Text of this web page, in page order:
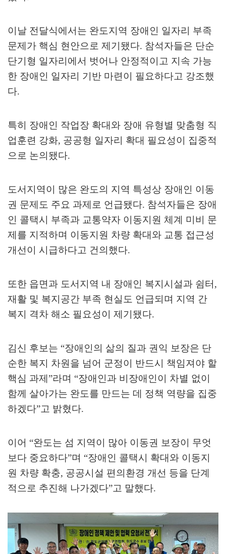
이날 전달식에서는 완도지역 장애인 일자리 부족
문제가 핵심 현안으로 제기됐다. 참석자들은 단순
단기형 일자리에서 벗어나 안정적이고 지속 가능
한 장애인 일자리 기반 마련이 필요하다고 강조했
다.
특히 장애인 작업장 확대와 장애 유형별 맞춤형 직
업훈련 강화, 공공형 일자리 확대 필요성이 집중적
으로 논의됐다.
도서지역이 많은 완도의 지역 특성상 장애인 이동
권 문제도 주요 과제로 언급됐다. 참석자들은 장애
인 콜택시 부족과 교통약자 이동지원 체계 미비 문
제를 지적하며 이동지원 차량 확대와 교통 접근성
개선이 시급하다고 건의했다.
또한 읍면과 도서지역 내 장애인 복지시설과 쉼터 ,
재활 및 복지공간 부족 현실도 언급되며 지역 간
복지 격차 해소 필요성이 제기됐다.
김신 후보는 “장애인의 삶의 질과 권익 보장은 단
순한 복지 차원을 넘어 군정이 반드시 책임져야 할
핵심 과제 ”라며 “장애인과 비장애인이 차별 없이
함께 살아가는 완도를 만드는 데 정책 역량을 집중
하겠다”고 밝혔다.
이어 “완도는 섬 지역이 많아 이동권 보장이 무엇
보다 중요하다”며 “장애인 콜택시 확대와 이동지
원 차량 확충, 공공시설 편의환경 개선 등을 단계
적으로 추진해 나가겠다”고 말했다.